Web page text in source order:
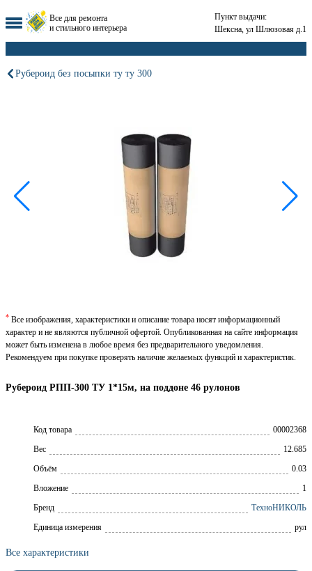
Все для ремонта
и стильного интерьера
Пункт выдачи:
Шексна, ул Шлюзовая д.1
Рубероид без посыпки ту ту 300
Рубероид РПП-300 ТУ 1*15м, на поддоне 46 рулонов
Код товара
00002368
Вес
12.685
Объём
0.03
Вложение
1
Брeнд
ТехноНИКОЛЬ
Единица измерения
рул
Все характеристики
* Все изображения, характеристики и описание товара носят информационный
характер и не являются публичной офертой. Опубликованная на сайте информация
может быть изменена в любое время без предварительного уведомления.
Рекомендуем при покупке проверять наличие желаемых функций и характеристик.